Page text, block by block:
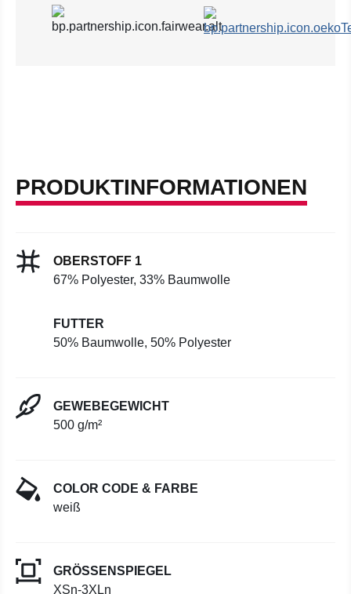
PRODUKTINFORMATIONEN
OBERSTOFF 1
67% Polyester, 33% Baumwolle
FUTTER
50% Baumwolle, 50% Polyester
GEWEBEGEWICHT
500 g/m²
COLOR CODE & FARBE
weiß
GRÖSSENSPIEGEL
XSn-3XLn